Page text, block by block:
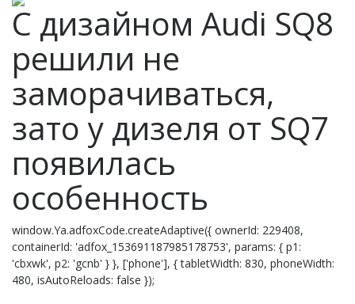
С дизайном Audi SQ8
решили не
заморачиваться,
зато у дизеля от SQ7
появилась
особенность
window.Ya.adfoxCode.createAdaptive({ ownerId: 229408,
containerId: 'adfox_153691187985178753', params: { p1:
'cbxwk', p2: 'gcnb' } }, ['phone'], { tabletWidth: 830, phoneWidth:
480, isAutoReloads: false });